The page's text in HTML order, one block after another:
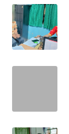
Regional
WN
SUMUT